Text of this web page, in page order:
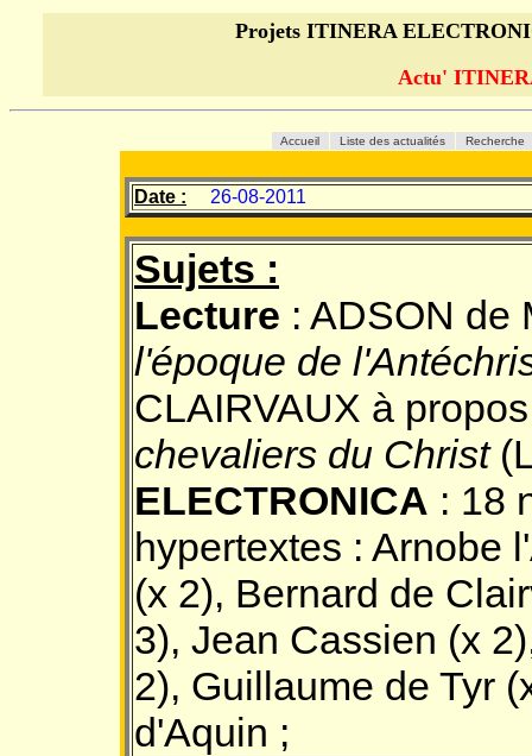
Projets ITINERA
Actu'
Accueil Liste des actualités Recherche
Date : 26-08-2011
Sujets :
Lecture : ADSON de
l'époque de
CLAIRVAUX à
chevaliers du Christ
ELECTRONICA : 18
hypertextes : Arnobe
(x 2), Bernard de
3), Jean Cassien (x
2), Guillaume de Tyr
d'Aquin ;